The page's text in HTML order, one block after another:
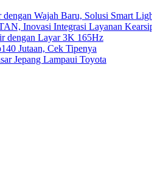
Wajah Baru, Solusi Smart
Inovasi Integrasi Layanan
dengan Layar 3K 165Hz
Jutaan, Cek Tipenya
Jepang Lampaui Toyota